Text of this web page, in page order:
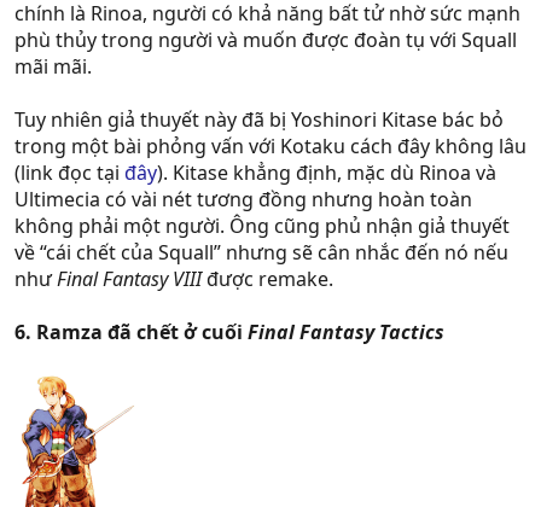
chính là Rinoa, người có khả năng bất tử nhờ sức mạnh
phù thủy trong người và muốn được đoàn tụ với Squall
mãi mãi.
Tuy nhiên giả thuyết này đã bị Yoshinori Kitase bác bỏ
trong một bài phỏng vấn với Kotaku cách đây không lâu
(link đọc tại đây). Kitase khẳng định, mặc dù Rinoa và
Ultimecia có vài nét tương đồng nhưng hoàn toàn
không phải một người. Ông cũng phủ nhận giả thuyết
về “cái chết của Squall” nhưng sẽ cân nhắc đến nó nếu
nhưFinal Fantasy VIIIđược remake.
6. Ramza đã chết ở cuối Final Fantasy Tactics